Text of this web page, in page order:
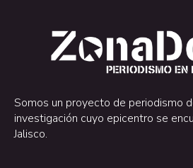
Somos un proyecto de periodismo
investigación cuyo epicentro se
Jalisco.